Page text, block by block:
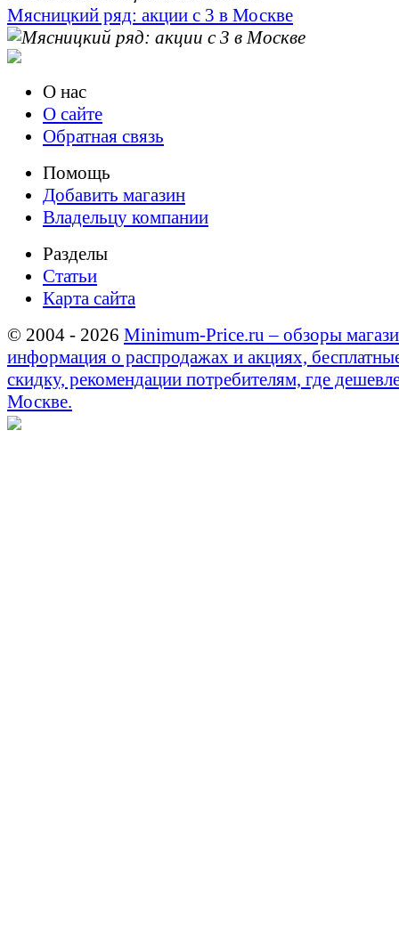
Мясницкий ряд: акции с 3 в Москве
О нас
О сайте
Обратная связь
Помощь
Добавить магазин
Владельцу компании
Разделы
Статьи
Карта сайта
© 2004 - 2026 Minimum-Price.ru – обзоры
информация о распродажах и акциях,
скидку, рекомендации потребителям, где
Москве.